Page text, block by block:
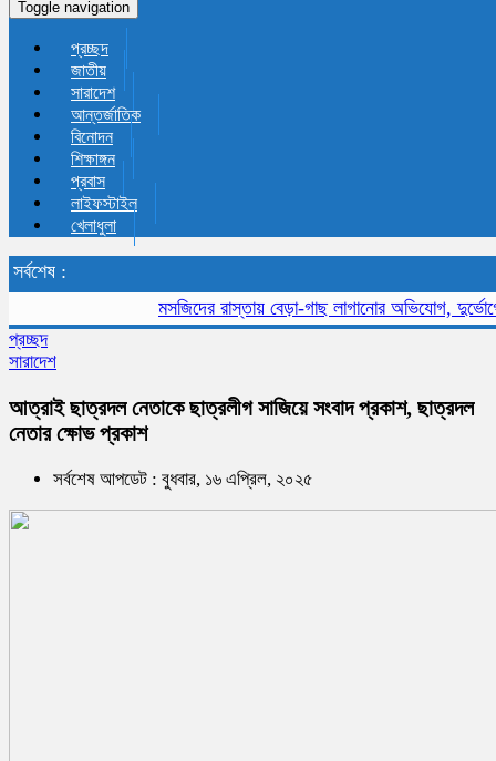
Toggle navigation
প্রচ্ছদ
জাতীয়
সারাদেশ
আন্তর্জাতিক
বিনোদন
শিক্ষাঙ্গন
প্রবাস
লাইফস্টাইল
খেলাধুলা
সর্বশেষ :
মসজিদের রাস্তায় বেড়া-গাছ লাগানোর অভিযোগ, দুর্ভোগে মুসল্লি
প্রচ্ছদ
সারাদেশ
আত্রাই ছাত্রদল নেতাকে ছাত্রলীগ সাজিয়ে সংবাদ প্রকাশ, ছাত্রদল
নেতার ক্ষোভ প্রকাশ
সর্বশেষ আপডেট : বুধবার, ১৬ এপ্রিল, ২০২৫